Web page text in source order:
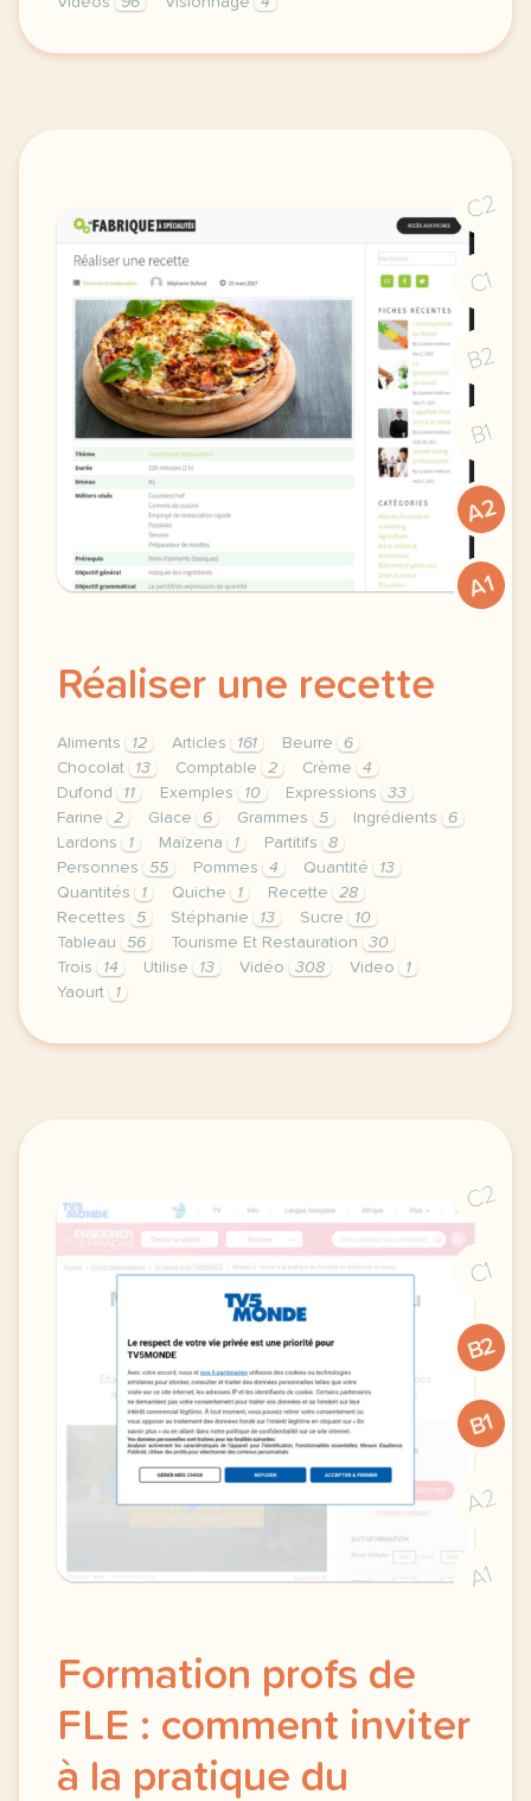
le respect de votre vie privee est une priorite
C2
C1
B2
B1
A2
A1
Réaliser une recette
Aliments 12 Articles 161 Beurre
6
Chocolat
13 Comptable 2 Crème
4
Dufond
11 Exemples 10 Expressions
33
Farine
2 Glace 6 Grammes 5 Ingrédients
6
Lardons
1 Maïzena 1 Partitifs
8
Personnes
55 Pommes 4 Quantité
13
Quantités
1 Quiche 1 Recette
28
Recettes
5 Stéphanie 13 Sucre
10
Tableau
56 Tourisme Et Restauration
30
Trois
14 Utilise 13 Vidéo 308 Video
1
Yaourt
1
theme tourisme et restauration duree 120
C2
C1
B2
B1
A2
A1
Formation profs de
FLE : comment inviter
à la pratique du